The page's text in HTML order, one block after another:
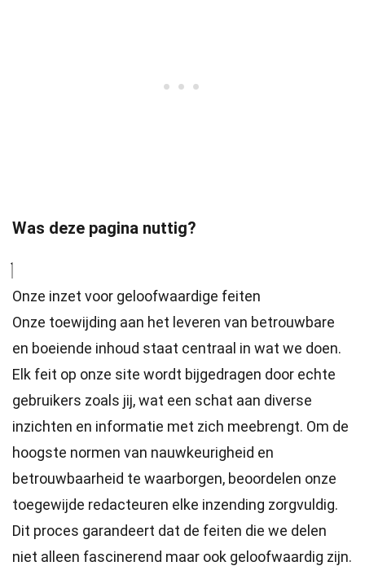
Was deze pagina nuttig?
Onze inzet voor geloofwaardige feiten
Onze toewijding aan het leveren van betrouwbare
en boeiende inhoud staat centraal in wat we doen.
Elk feit op onze site wordt bijgedragen door echte
gebruikers zoals jij, wat een schat aan diverse
inzichten en informatie met zich meebrengt. Om de
hoogste normen van nauwkeurigheid en
betrouwbaarheid te waarborgen, beoordelen onze
toegewijde redacteuren elke inzending zorgvuldig.
Dit proces garandeert dat de feiten die we delen
niet alleen fascinerend maar ook geloofwaardig zijn.